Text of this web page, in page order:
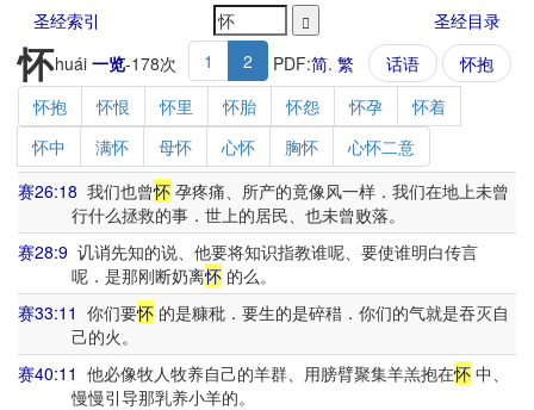
圣经索引 圣经目录
怀huái 一览-178次 1 2 PDF:简. 繁 话语
怀抱
怀抱
怀恨 怀里 怀胎 怀怨 怀孕
怀着
怀中
满怀 母怀 心怀 胸怀
心怀二意
赛26:18 我们也曾怀 孕疼痛、所产的竟像风一样．我们在地上未曾
行什么拯救的事．世上的居民、也未曾败落。
赛28:9 讥诮先知的说、他要将知识指教谁呢、要使谁明白传言
呢．是那刚断奶离怀的么。
赛33:11 你们要怀 的是糠秕．要生的是碎稓．你们的气就是吞灭自
己的火。
赛40:11 他必像牧人牧养自己的羊群、用膀臂聚集羊羔抱在怀 中、
慢慢引导那乳养小羊的。